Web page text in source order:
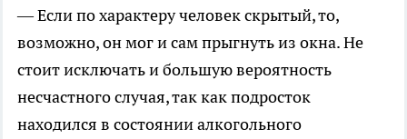
— Если по характеру человек скрытый, то,
возможно, он мог и сам прыгнуть из окна. Не
стоит исключать и большую вероятность
несчастного случая, так как подросток
находился в состоянии алкогольного